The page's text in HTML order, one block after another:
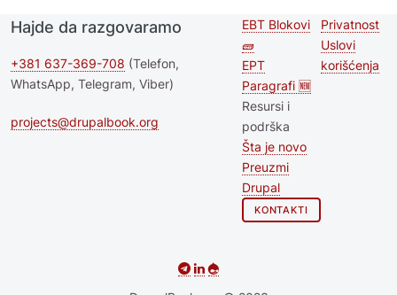
Hajde da razgovaramo
+381 637-369-708 (Telefon,
WhatsApp, Telegram, Viber)
projects@drupalbook.org
Second
footer
menu
EBT Blokovi
🧱
EPT
Paragrafi 🆕
Resursi i
podrška
Šta je novo
Preuzmi
Drupal
KONTAKTI
Footer
Privatnost
Uslovi
korišćenja